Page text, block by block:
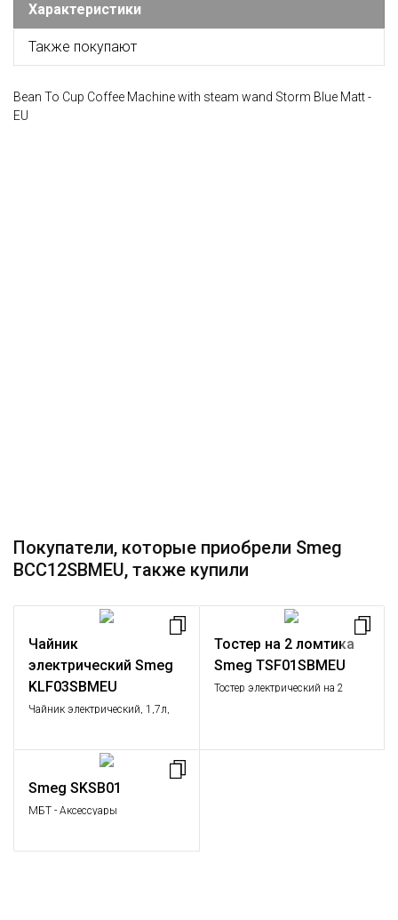
Характеристики
Также покупают
Bean To Cup Coffee Machine with steam wand Storm Blue Matt -
EU
Покупатели, которые приобрели Smeg
BCC12SBMEU, также купили
Чайник
электрический Smeg
KLF03SBMEU
Чайник электрический, 1,7л,
Тостер на 2 ломтика
Smeg TSF01SBMEU
Тостер электрический на 2
Smeg SKSB01
МБТ - Аксессуары